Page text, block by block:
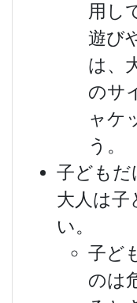
用し
遊び
は、
のサ
ャケ
う。
子どもだ
大人は子
い。
子ど
のは